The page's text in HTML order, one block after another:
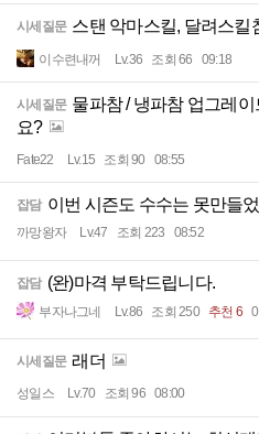
시세질문 스탠 악마스킬, 달려스킬
이수련내꺼 Lv.36 조회 66 09:18
시세질문 물파참 / 냉파참 업그레
요?
Fate22 Lv.15 조회 90 08:55
잡담 이번 시즌도 수수는 못만들
까망왕자 Lv.47 조회 223 08:52
잡담 (완)마격 부탁드립니다.
부자나그네 Lv.86 조회 250 추천 6
시세질문 래더
성일스 Lv.70 조회 96 08:00